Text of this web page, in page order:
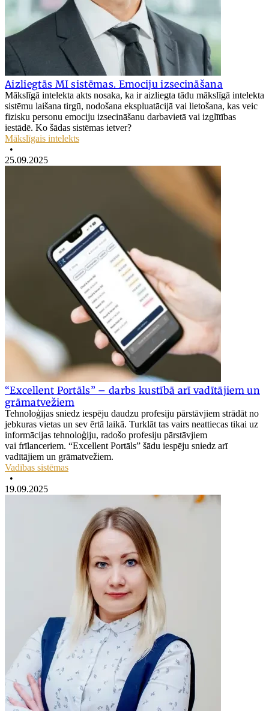
Aizliegtās MI sistēmas. Emociju izsecināšana
Mākslīgā intelekta akts nosaka, ka ir aizliegta tādu mākslīgā intelekta
sistēmu laišana tirgū, nodošana ekspluatācijā vai lietošana, kas veic
fizisku personu emociju izsecināšanu darbavietā vai izglītības
iestādē. Ko šādas sistēmas ietver?
Mākslīgais intelekts
•
25.09.2025
“Excellent Portāls” – darbs kustībā arī vadītājiem un
grāmatvežiem
Tehnoloģijas sniedz iespēju daudzu profesiju pārstāvjiem strādāt no
jebkuras vietas un sev ērtā laikā. Turklāt tas vairs neattiecas tikai uz
informācijas tehnoloģiju, radošo profesiju pārstāvjiem
vai frīlanceriem. “Excellent Portāls” šādu iespēju sniedz arī
vadītājiem un grāmatvežiem.
Vadības sistēmas
•
19.09.2025